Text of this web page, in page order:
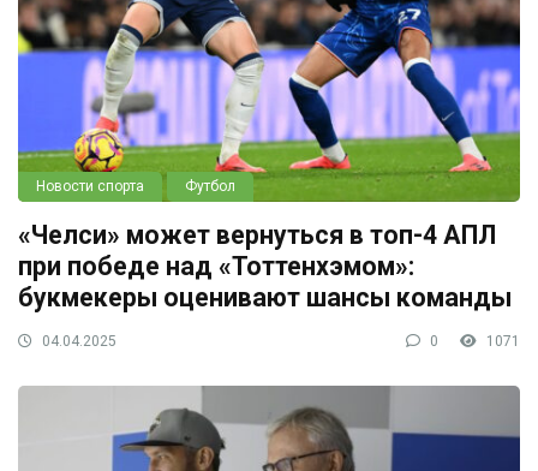
Новости спорта Футбол
«Челси» может вернуться в топ-4 АПЛ
при победе над «Тоттенхэмом»:
букмекеры оценивают шансы команды
04.04.2025 0 1071